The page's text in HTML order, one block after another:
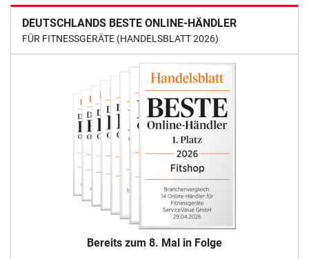
DEUTSCHLANDS BESTE ONLINE-HÄNDLER
FÜR FITNESSGERÄTE (HANDELSBLATT 2026)
Bereits zum 8. Mal in Folge